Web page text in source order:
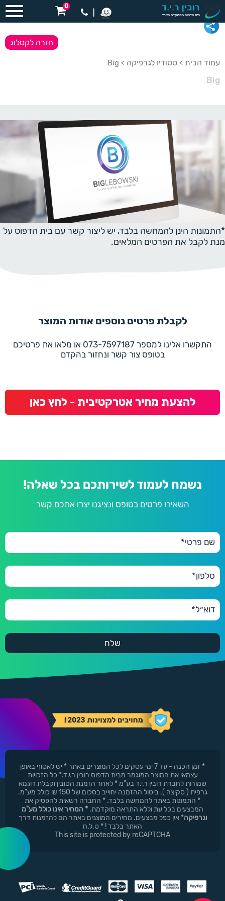
0
עמוד הבית > סטודיו לגרפיקה > Big
Big
חזרה לקטלוג
*התמונות הינן להמחשה בלבד, יש ליצור קשר עם בית הדפוס על
מנת לקבל את הפרטים המלאים.
לקבלת פרטים נוספים אודות המוצר
התקשרו אלינו למספר 073-7597187 או מלאו את פרטיכם
בטופס צור קשר ונחזור בהקדם
להצעת מחיר אטרקטיבית - לחץ כאן
נשמח לעמוד לשירותכם בכל שאלה!
השאירו פרטים בטופס ונציגנו יצרו אתכם קשר
* זמן הכנה - עד 7 ימי עסקים לכל המוצרים באתר * יש לאסוף באופן
עצמאי את המוצר המוגמר מבית הדפוס רובין ר.י.ד.* כל הזכויות
שמורות לחברת רובין ר.י.ד בע"מ * לאחר הזמנת הטובין וקבלת דוגמא
גרפית ( סקיצה ). ביטול ההזמנה יחוייב בסכום של 150 ₪ כולל מע"מ.
* התמונות באתר להמחשה בלבד. * החברה רשאית להפסיק את
המבצעים בכל עת וללא התראה מוקדמת. * המחיר אינו כולל מע"מ
וגרפיקה* אין כפל מבצעים. מחירים המוצגים באתר הם להזמנות דרך
האתר בלבד ! * ט.ל.ח
This site is protected by reCAPTCHA